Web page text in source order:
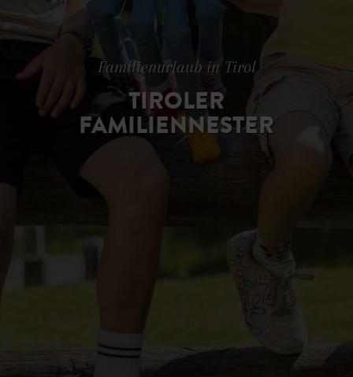
Familienurlaub in Tirol
TIROLER
FAMILIENNESTER